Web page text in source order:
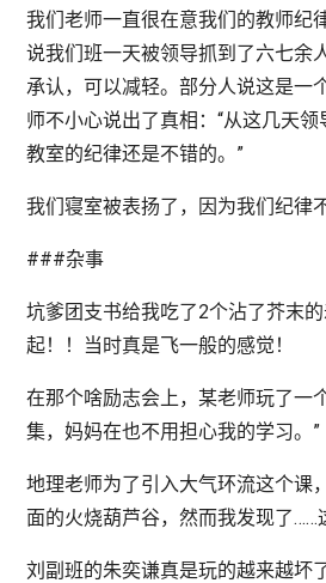
我们老师一直很在意我们的教师纪
说我们班一天被领导抓到了六七余
承认，可以减轻。部分人说这是一
师不小心说出了真相：“从这几天
教室的纪律还是不错的。”
我们寝室被表扬了，因为我们纪律
###杂事
坑爹团支书给我吃了2个沾了芥末
起！！当时真是飞一般的感觉！
在那个啥励志会上，某老师玩了一
集，妈妈在也不用担心我的学习。”
地理老师为了引入大气环流这个课
面的火烧葫芦谷，然而我发现了……
刘副班的朱奕谦真是玩的越来越坏